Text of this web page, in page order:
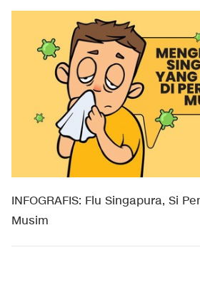
INFOGRAFIS: Flu Singapura, Si
Musim